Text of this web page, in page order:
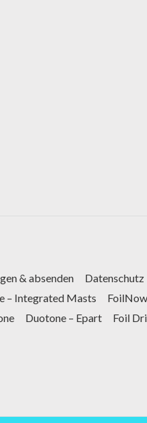
& absenden Datenschutz
– Integrated Masts
Duotone – Epart
Foil